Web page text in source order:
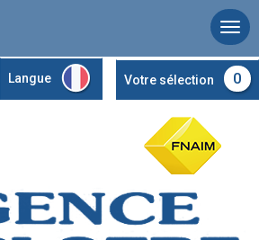
Langue Votre sélection 0